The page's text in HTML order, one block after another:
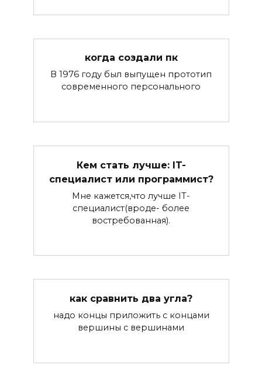
когда создали пк
В 1976 году был выпущен прототип
современного персонального
Кем стать лучше: IT-
специалист или программист?
Мне кажется,что лучше IT-
специалист(вроде- более
востребованная).
как сравнить два угла?
надо концы приложить с концами
вершины с вершинами